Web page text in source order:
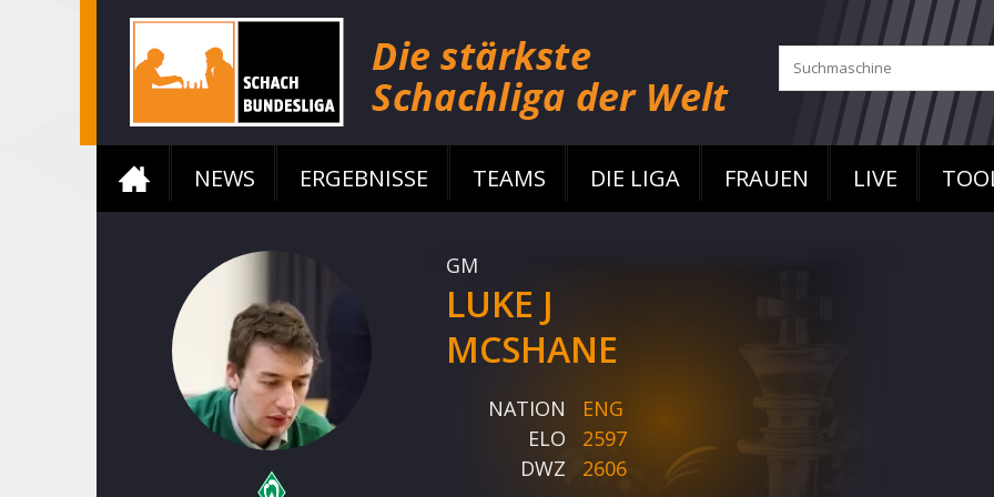
NEWS ERGEBNISSE TEAMS DIE LIGA FRAUEN LIVE
GM
LUKE J
MCSHANE
NATION
ENG
ELO
2597
DWZ
2606